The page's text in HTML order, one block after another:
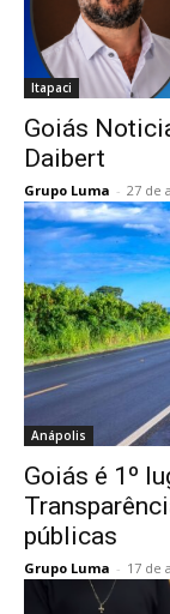
Itapaci
Goiás
Daibert
Grupo Luma - 27 de
Anápolis
Goiás é 1º
públicas
Grupo Luma - 17 de